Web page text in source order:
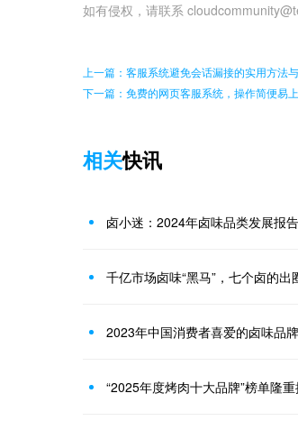
如有侵权，请联系
上一篇：客服系统避免会话漏接的实用方法
下一篇：免费的网页客服系统，操作简便易上
相关快讯
卤小迷：2024年卤味品类发展报告
千亿市场卤味“黑马”，七个卤的出
2023年中国消费者喜爱的卤味品
“2025年度烤肉十大品牌”榜单隆